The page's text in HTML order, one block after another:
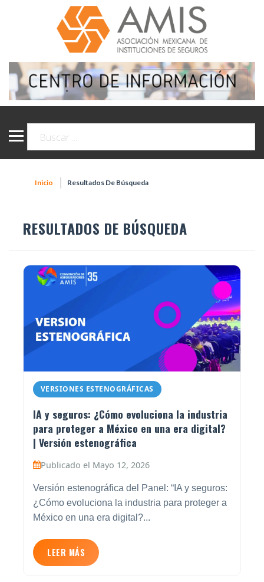
Inicio Resultados De Búsqueda
RESULTADOS DE BÚSQUEDA
VERSIONES ESTENOGRÁFICAS
IA y seguros: ¿Cómo evoluciona la industria
para proteger a México en una era digital?
| Versión estenográfica
Publicado el Mayo 12, 2026
Versión estenográfica del Panel: “IA y seguros:
¿Cómo evoluciona la industria para proteger a
México en una era digital?...
LEER MÁS